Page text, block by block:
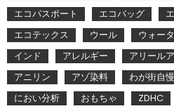
エコパスポート
エコバッグ
エコテックス
ウール ウォー
インド
アレルギー アリール
アニリン
アゾ染料 わが街自慢
におい分析
おもちゃ ZDHC